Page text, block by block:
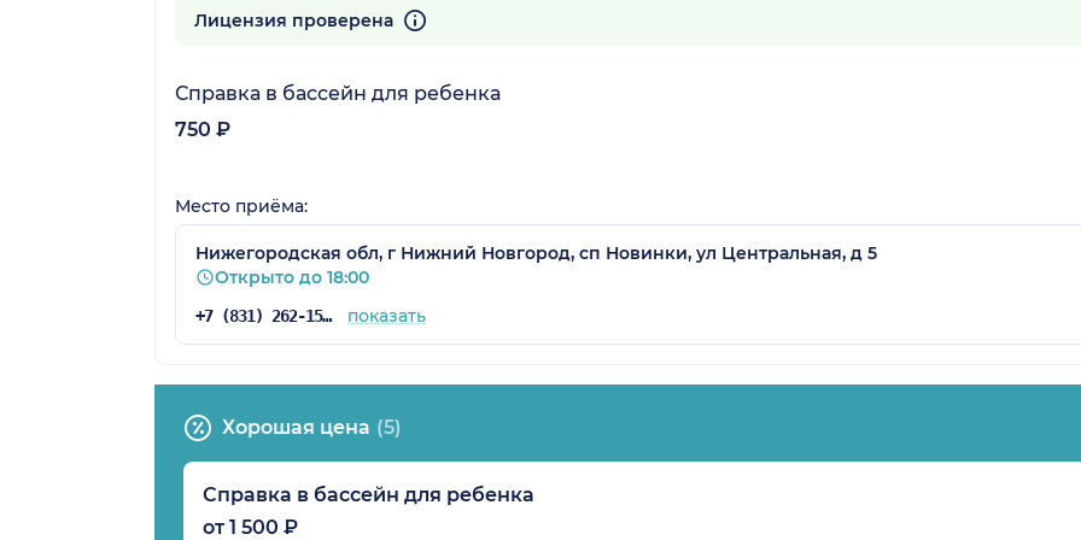
15 отзывов
Лицензия проверена
Справка в бассейн для ребенка
750 ₽
Место приёма:
Нижегородская обл, г Нижний Новгород, сп Новинки, ул Центральная, д 5
Открыто до 18:00
+7 (831) 262-15-15 показать
Хорошая цена (5)
Справка в бассейн для ребенка
от 1 500 ₽